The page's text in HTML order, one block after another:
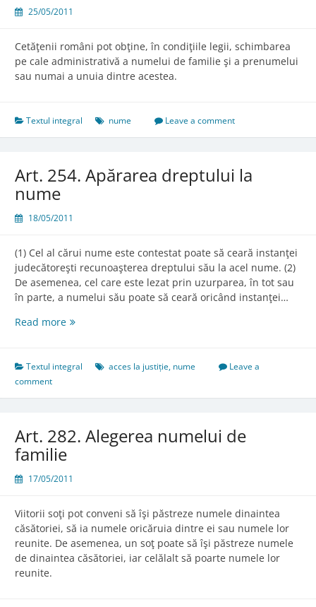
25/05/2011
Cetăţenii români pot obţine, în condiţiile legii, schimbarea
pe cale administrativă a numelui de familie şi a prenumelui
sau numai a unuia dintre acestea.
Textul integral nume Leave a comment
Art. 254. Apărarea dreptului la
nume
18/05/2011
(1) Cel al cărui nume este contestat poate să ceară instanţei
judecătoreşti recunoaşterea dreptului său la acel nume. (2)
De asemenea, cel care este lezat prin uzurparea, în tot sau
în parte, a numelui său poate să ceară oricând instanţei…
Read moreArt.
dreptului
nume
Textul integral acces la justiție, nume
Leave a
comment
Art. 282. Alegerea numelui de
familie
17/05/2011
Viitorii soţi pot conveni să îşi păstreze numele dinaintea
căsătoriei, să ia numele oricăruia dintre ei sau numele lor
reunite. De asemenea, un soţ poate să îşi păstreze numele
de dinaintea căsătoriei, iar celălalt să poarte numele lor
reunite.